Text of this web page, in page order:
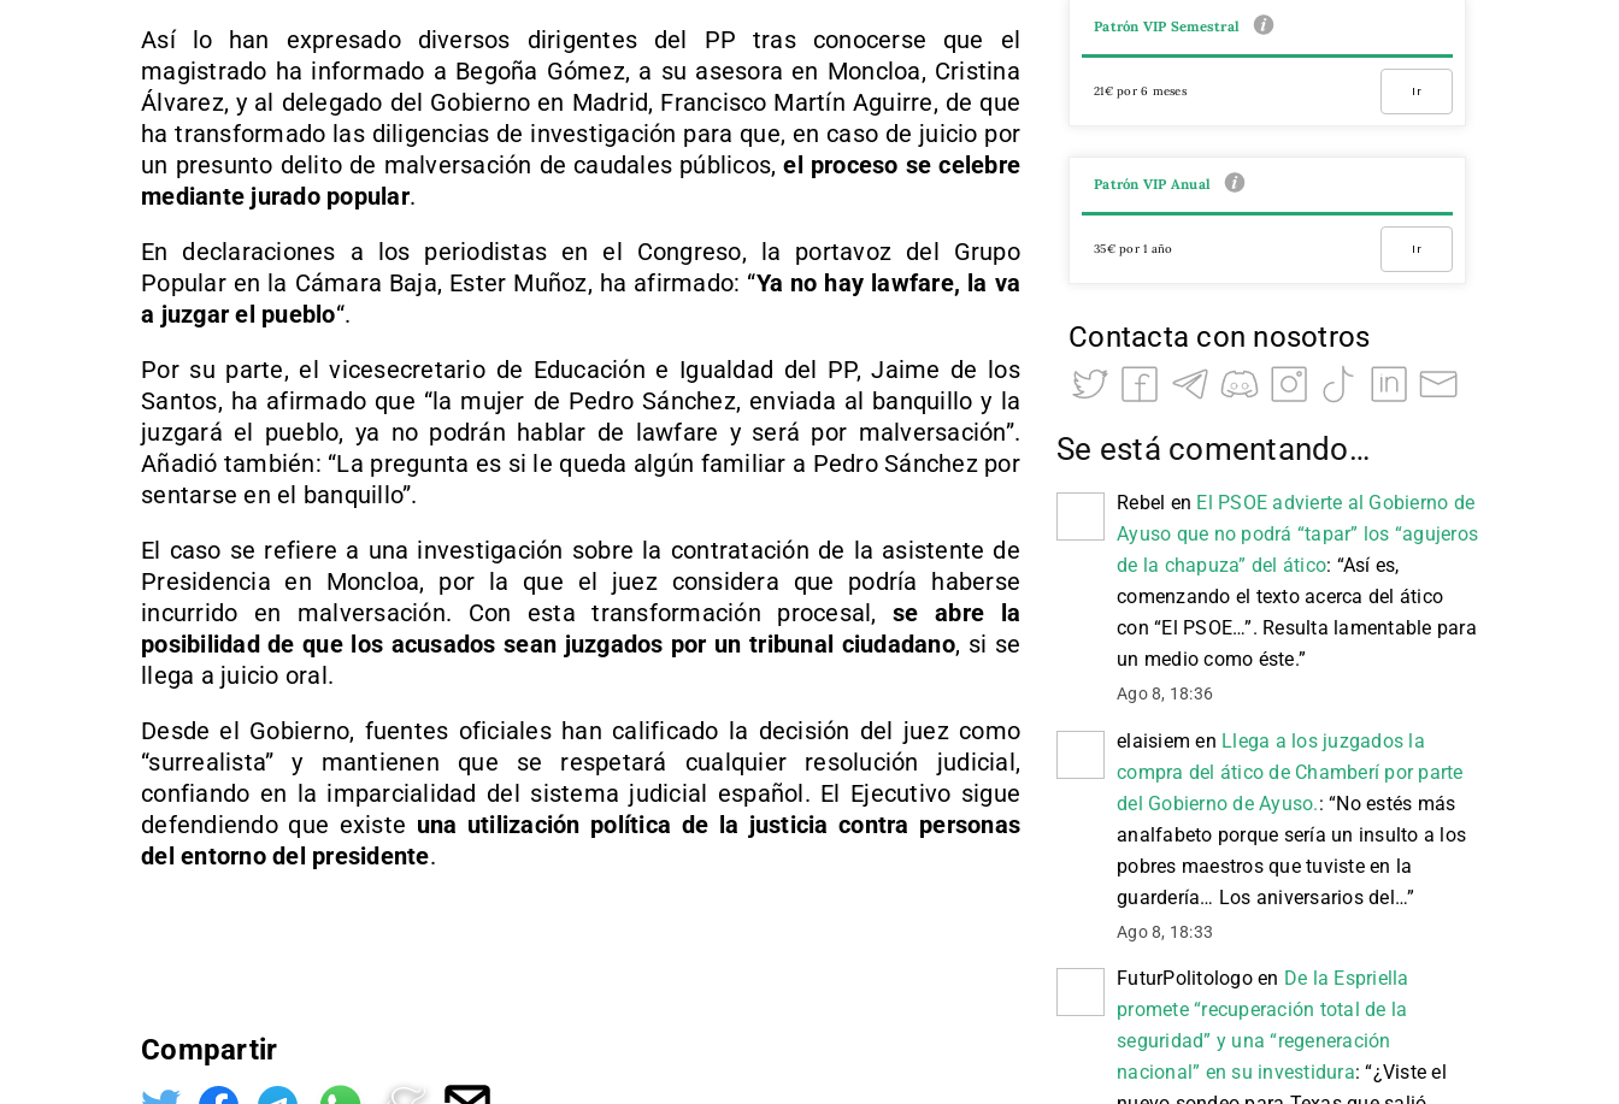
Así lo han expresado diversos dirigentes del PP tras conocerse que el
magistrado ha informado a Begoña Gómez, a su asesora en Moncloa, Cristina
Álvarez, y al delegado del Gobierno en Madrid, Francisco Martín Aguirre, de que
ha transformado las diligencias de investigación para que, en caso de juicio por
un presunto delito de malversación de caudales públicos,el proceso se celebre
mediante jurado popular.
En declaraciones a los periodistas en el Congreso, la portavoz del Grupo
Popular en la Cámara Baja, Ester Muñoz, ha afirmado: “Ya no hay lawfare, la va
a juzgar el pueblo“.
Por su parte, el vicesecretario de Educación e Igualdad del PP, Jaime de los
Santos, ha afirmado que “la mujer de Pedro Sánchez, enviada al banquillo y la
juzgará el pueblo, ya no podrán hablar de lawfare y será por malversación”.
Añadió también: “La pregunta es si le queda algún familiar a Pedro Sánchez por
sentarse en el banquillo”.
El caso se refiere a una investigación sobre la contratación de la asistente de
Presidencia en Moncloa, por la que el juez considera que podría haberse
incurrido en malversación. Con esta transformación procesal, se abre la
posibilidad de que los acusados sean juzgados por un tribunal ciudadano, si se
llega a juicio oral.
Desde el Gobierno, fuentes oficiales han calificado la decisión del juez como
“surrealista” y mantienen que se respetará cualquier resolución judicial,
confiando en la imparcialidad del sistema judicial español. El Ejecutivo sigue
defendiendo que existe una utilización política de la justicia contra personas
del entorno del presidente.
Compartir
Patrón VIP Semestral
21€ por 6 meses Ir
Patrón VIP Anual
35€ por 1 año Ir
Contacta con nosotros
Se está comentando…
Rebel en El PSOE advierte al Gobierno de
Ayuso que no podrá “tapar” los “agujeros
de la chapuza” del ático: “Así es,
comenzando el texto acerca del ático
con “El PSOE…”. Resulta lamentable para
un medio como éste.”
Ago 8, 18:36
elaisiem en Llega a los juzgados la
compra del ático de Chamberí por parte
del Gobierno de Ayuso.: “No estés más
analfabeto porque sería un insulto a los
pobres maestros que tuviste en la
guardería… Los aniversarios del…”
Ago 8, 18:33
FuturPolitologoen De la Espriella
promete “recuperación total de la
seguridad” y una “regeneración
nacional” en su investidura: “¿Viste el